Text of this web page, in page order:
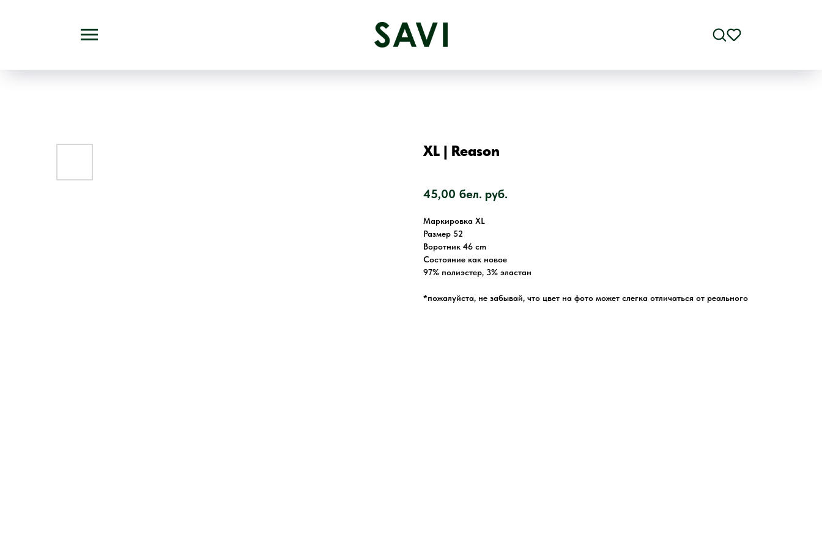
XL | Reason
45,00 бел. руб.
Маркировка XL
Размер 52
Воротник 46 cm
Состояние как новое
97% полиэстер, 3% эластан
*пожалуйста, не забывай, что цвет на фото может слегка отличаться от реального